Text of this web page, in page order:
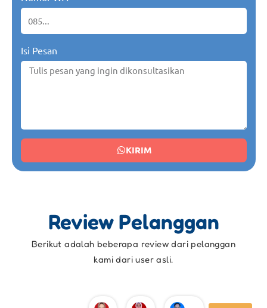
Isi Pesan
KIRIM
Review Pelanggan
Berikut adalah beberapa review dari pelanggan
kami dari user asli.